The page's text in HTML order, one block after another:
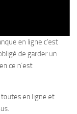
en ligne c’est
de garder un
ce n’est
toutes en ligne et